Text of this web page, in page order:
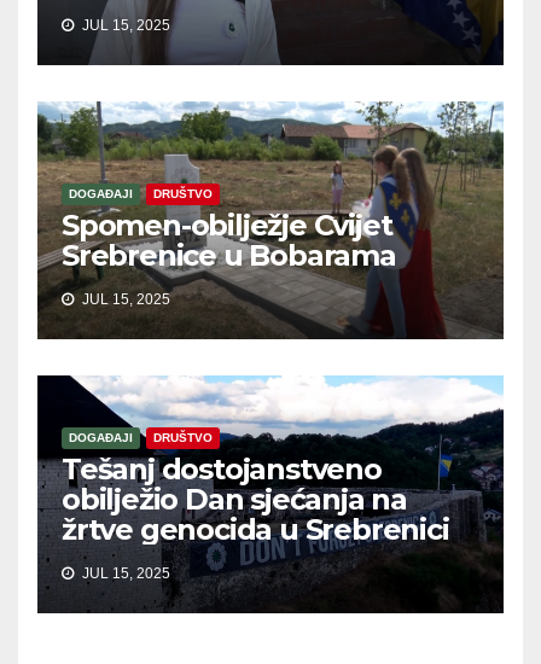
JUL 15, 2025
DOGAĐAJI DRUŠTVO
Spomen-obilježje Cvijet
Srebrenice u Bobarama
JUL 15, 2025
DOGAĐAJI DRUŠTVO
Tešanj dostojanstveno
obilježio Dan sjećanja na
žrtve genocida u Srebrenici
JUL 15, 2025